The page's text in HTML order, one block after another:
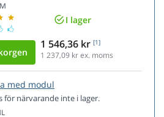
I lager
1 546,36 kr [1]
1 237,09 kr ex. moms
med modul
för närvarande inte i lager.